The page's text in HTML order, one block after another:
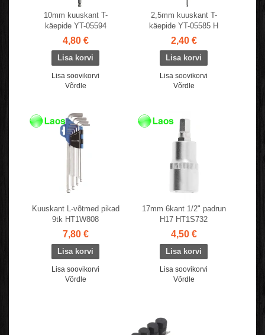
10mm kuuskant T-
käepide YT-05594
4,80 €
Lisa soovikorvi
Võrdle
2,5mm kuuskant T-
käepide YT-05585 H
2,40 €
Lisa soovikorvi
Võrdle
Kuuskant L-võtmed pikad
9tk HT1W808
7,80 €
Lisa soovikorvi
Võrdle
17mm 6kant 1/2" padrun
H17 HT1S732
4,50 €
Lisa soovikorvi
Võrdle